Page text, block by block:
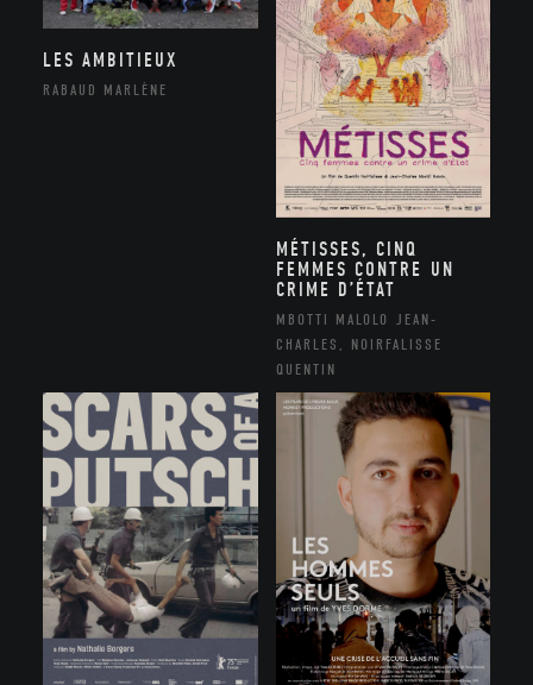
LES AMBITIEUX
RABAUD MARLÈNE
MÉTISSES, CINQ
FEMMES CONTRE UN
CRIME D’ÉTAT
MBOTTI MALOLO JEAN-
CHARLES, NOIRFALISSE
QUENTIN